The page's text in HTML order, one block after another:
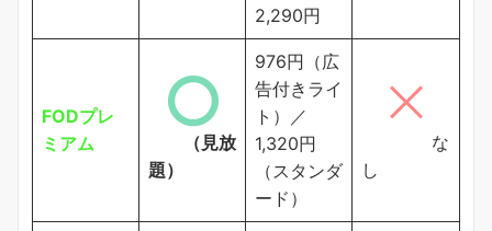
2,290円
FODプレ
ミアム
（見放
題）
976円（広
告付きライ
ト）／
1,320円
（スタンダ
ード）
な
し